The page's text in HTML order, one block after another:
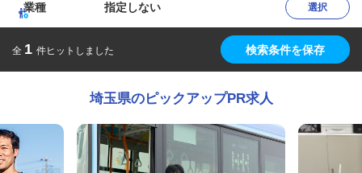
業種 指定しない 選択
全 1 件ヒットしました 検索条件を保存
埼玉県のピックアップPR求人